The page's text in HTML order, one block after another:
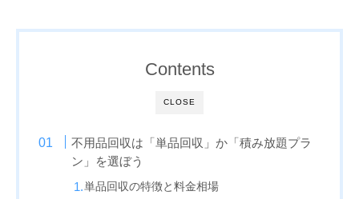
CLOSE
Contents
不用品回収は「単品回収」か「積み放題プラ
ン」を選ぼう
単品回収の特徴と料金相場